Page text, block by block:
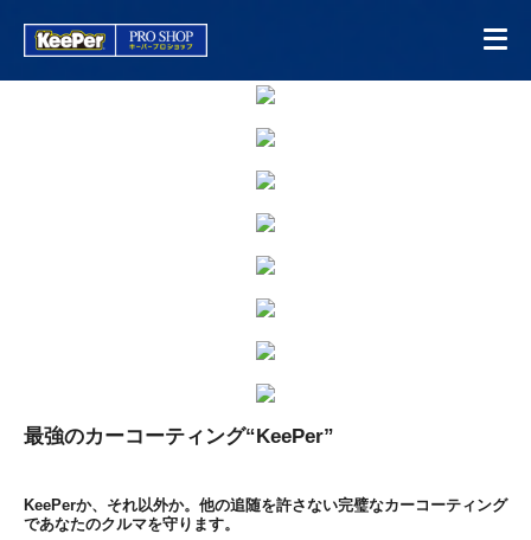
最強のカーコーティング“KeePer”
KeePerか、それ以外か。他の追随を許さない完璧なカーコーティング
であなたのクルマを守ります。